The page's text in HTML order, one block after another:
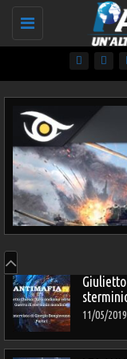
Toggle
03/03/2022
11/05/2019
(IT/FR/